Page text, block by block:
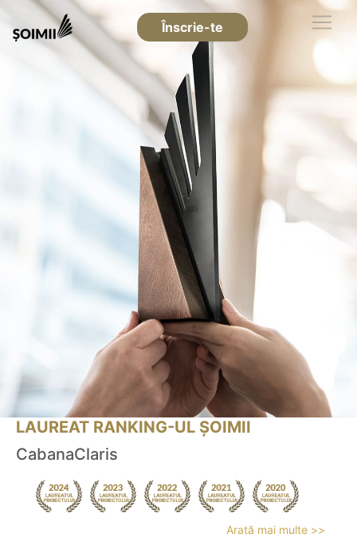
Înscrie-te
LAUREAT RANKING-UL ȘOIMII
CabanaClaris
Arată mai multe >>